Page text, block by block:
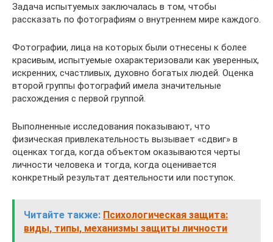
Задача испытуемых заключалась в том, чтобы
рассказать по фотографиям о внутреннем мире каждого.
Фотографии, лица на которых были отнесены к более
красивым, испытуемые охарактеризовали как уверенных,
искренних, счастливых, духовно богатых людей. Оценка
второй группы фотографий имела значительные
расхождения с первой группой.
Выполненные исследования показывают, что
физическая привлекательность вызывает «сдвиг» в
оценках тогда, когда объектом оказываются черты
личности человека и тогда, когда оценивается
конкретный результат деятельности или поступок.
Читайте также: Психологическая защита:
виды, типы, механизмы защиты личности